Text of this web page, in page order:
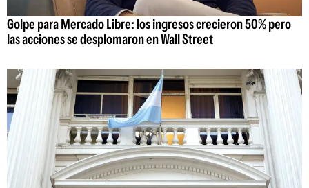
Golpe para Mercado Libre: los ingresos crecieron 50% pero
las acciones se desplomaron en Wall Street